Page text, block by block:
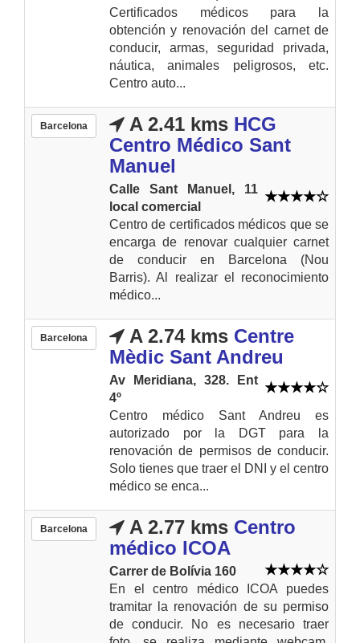
Certificados médicos para la
obtención y renovación del carnet de
conducir, armas, seguridad privada,
náutica, animales peligrosos, etc.
Centro auto...
Barcelona A 2.41 kms HCG
Centro Médico Sant
Manuel
Calle Sant Manuel, 11
local comercial
Centro de certificados médicos que se
encarga de renovar cualquier carnet
de conducir en Barcelona (Nou
Barris). Al realizar el reconocimiento
médico...
Barcelona A 2.74 kms Centre
Mèdic Sant Andreu
Av Meridiana, 328. Ent
4º
Centro médico Sant Andreu es
autorizado por la DGT para la
renovación de permisos de conducir.
Solo tienes que traer el DNI y el centro
médico se enca...
Barcelona A 2.77 kms Centro
médico ICOA
Carrer de Bolívia 160
En el centro médico ICOA puedes
tramitar la renovación de su permiso
de conducir. No es necesario traer